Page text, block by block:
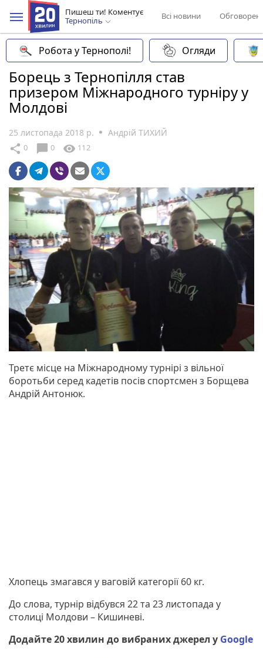
Пишеш ти! Коментує
Тернопіль
Всі новини
Робота у Тернополі! Огляди
Борець з Тернопілля став
призером Міжнародного турніру у
Молдові
25 листопада 2018 р. Андрій ТИХИЙ
share 0 chat_bubble 0 visibility 112
Третє місце на Міжнародному турнірі з вільної
боротьби серед кадетів посів спортсмен з Борщева
Андрій Антонюк.
Хлопець змагався у ваговій категорії 60 кг.
До слова, турнір відбувся 22 та 23 листопада у
столиці Молдови – Кишиневі.
Додайте 20 хвилин до вибраних джерел у Google